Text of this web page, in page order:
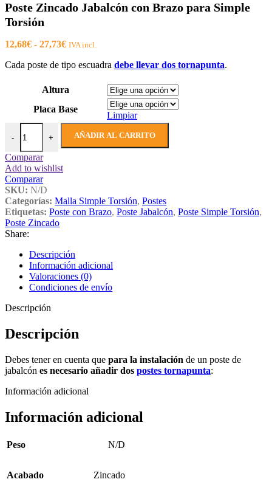
precios:
desde
14,90€
hasta
25,45€
Poste Zincado Jabalcón con Brazo para Simple
Torsión
12,68€ - 27,73€Rango
precios:
12,68€
27,73€
IVA incl.
Cada poste de tipo escuadra debe llevar dos tornapunta.
Altura
Placa Base
Limpiar
-
Poste Zincado Jabalcón con Brazo para Simple Torsión cantidad
+ AÑADIR AL CARRITO
Comparar
Add to wishlist
Comparar
SKU: N/D
Categorías: Malla Simple Torsión, Postes
Etiquetas: Poste con Brazo, Poste Jabalcón, Poste Simple Torsión,
Poste Zincado
Share:
Descripción
Información adicional
Valoraciones (0)
Condiciones de envío
Descripción
Descripción
Debes tener en cuenta que para la instalación de un poste de
jabalcón es necesario añadir dos postes tornapunta:
Información adicional
Información adicional
Peso N/D
Acabado Zincado